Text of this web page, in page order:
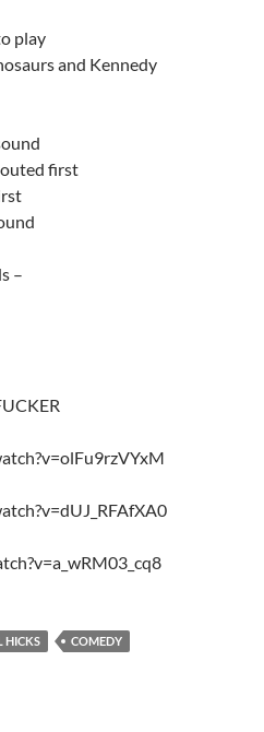
play
and Kennedy
first
–
HICKS
COMEDY